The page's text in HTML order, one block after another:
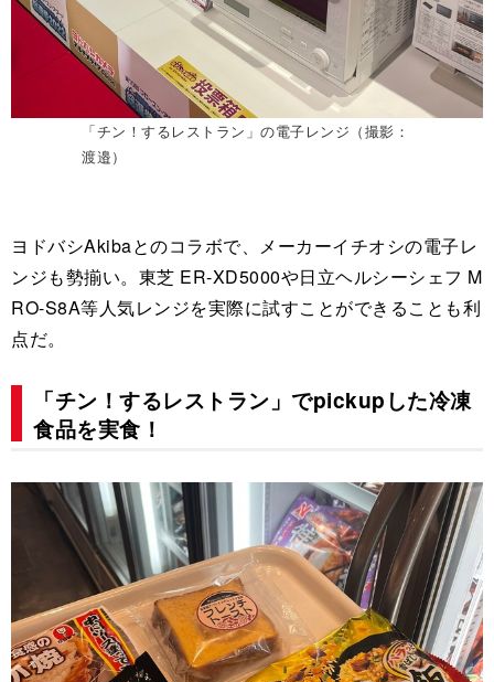
「チン！するレストラン」の電子レンジ（撮影：
渡邉）
ヨドバシAkibaとのコラボで、メーカーイチオシの電子レ
ンジも勢揃い。東芝 ER-XD5000や日立ヘルシーシェフ M
RO-S8A等人気レンジを実際に試すことができることも利
点だ。
「チン！するレストラン」でpickupした冷凍
食品を実食！